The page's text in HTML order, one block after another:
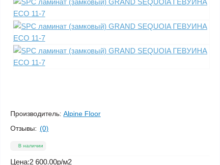
Производитель: Alpine Floor
Отзывы: (0)
В наличии
Цена:2 600.00р/м2